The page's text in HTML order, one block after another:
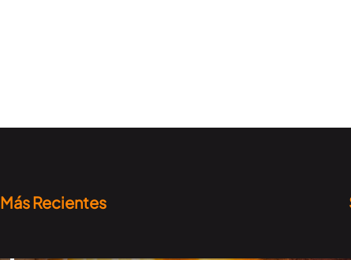
Más Recientes